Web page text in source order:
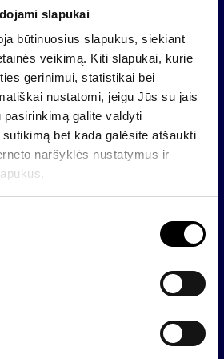
slapukai
būtinuosius slapukus, siekiant
veikimą. Kiti slapukai, kurie
gerinimui, statistikai bei
nustatomi, jeigu Jūs su jais
pasirinkimą galite valdyti
bet kada galėsite atšaukti
naršyklės nustatymus ir
EUR
į investicijas Baltijos šalyse
regionuose kaip
ir Vidurio Europa.
apima investavimą visoje
dydis – 10-30 mln. eurų
potencialui, galima ir
reikšmingos mažumos paketai;
didelį augimo potencialą bei